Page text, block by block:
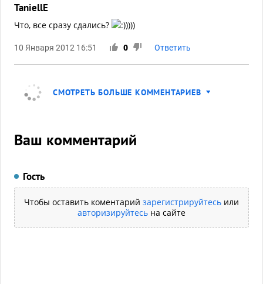
TaniellE
Что, все сразу сдались? ))))
10 Января 2012 16:51 0 Ответить
СМОТРЕТЬ БОЛЬШЕ КОММЕНТАРИЕВ
Ваш комментарий
Гость
Чтобы оставить коментарий зарегистрируйтесь или
авторизируйтесь на сайте